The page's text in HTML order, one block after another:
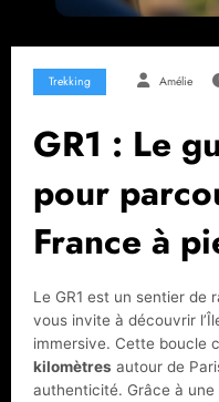
Trekking Amélie
GR1 : Le
pour
France à
Le GR1 est un sentier de
vous invite à découvrir
immersive. Cette boucle
kilomètres autour de
authenticité. Grâce à